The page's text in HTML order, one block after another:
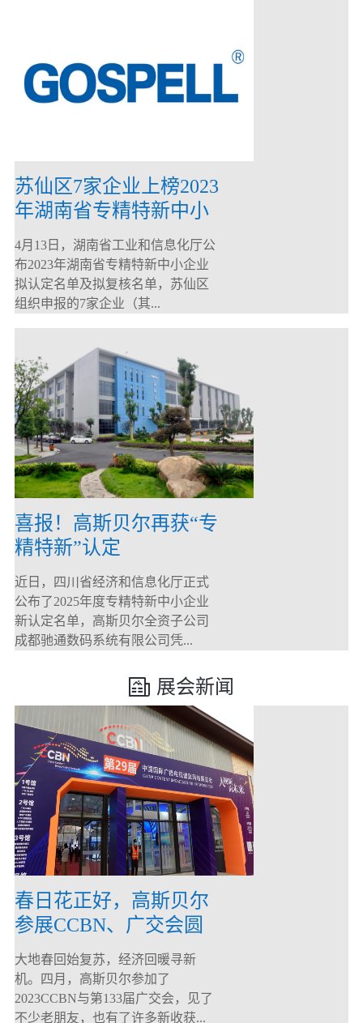
苏仙区7家企业上榜2023
年湖南省专精特新中小
企业
4月13日，湖南省工业和信息化厅公
布2023年湖南省专精特新中小企业
拟认定名单及拟复核名单，苏仙区
组织申报的7家企业（其...
喜报！高斯贝尔再获“专
精特新”认定
近日，四川省经济和信息化厅正式
公布了2025年度专精特新中小企业
新认定名单，高斯贝尔全资子公司
成都驰通数码系统有限公司凭...
展会新闻
春日花正好，高斯贝尔
参展CCBN、广交会圆
满落幕！
大地春回始复苏，经济回暖寻新
机。四月，高斯贝尔参加了
2023CCBN与第133届广交会，见了
不少老朋友，也有了许多新收获...